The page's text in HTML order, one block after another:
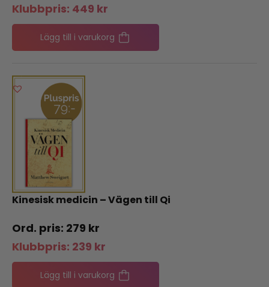
Klubbpris: 449 kr
Lägg till i varukorg
Kinesisk medicin – Vägen till Qi
279 kr
Klubbpris: 239 kr
Lägg till i varukorg